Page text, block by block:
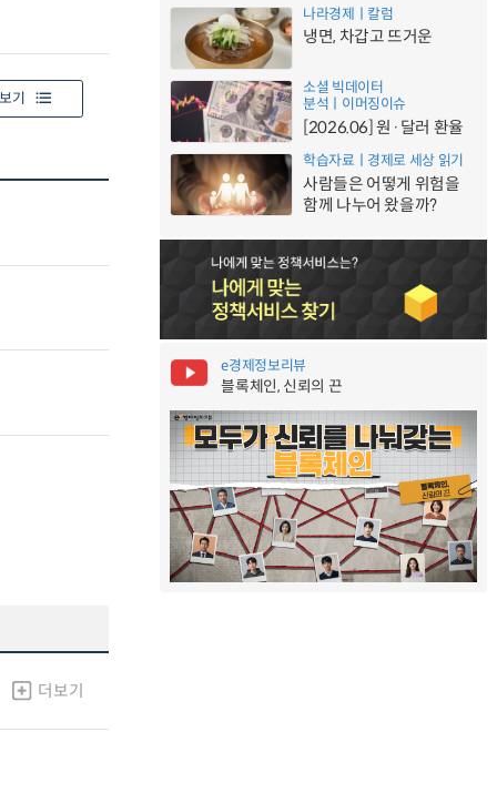
기
더보기
나라경제ㅣ칼럼
냉면, 차갑고 뜨거운
소셜 빅데이터
분석ㅣ이머징이슈
[2026.06] 원·달러 환율
학습자료ㅣ경제로 세상 읽기
사람들은 어떻게 위험을
함께 나누어 왔을까?
e경제정보리뷰
블록체인, 신뢰의 끈